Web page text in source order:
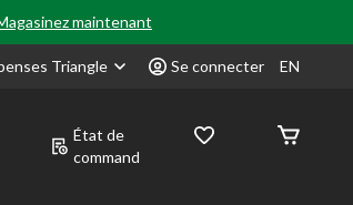
maintenant
Triangle Se connecter EN
État de
command